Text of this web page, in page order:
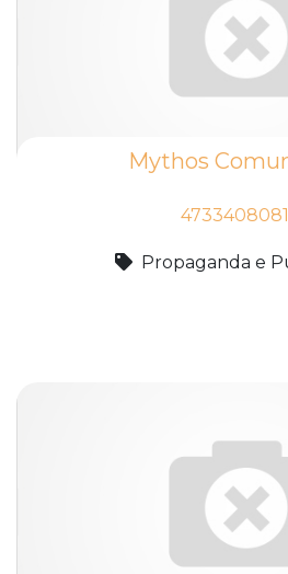
Mythos
4733408081
Propaganda e